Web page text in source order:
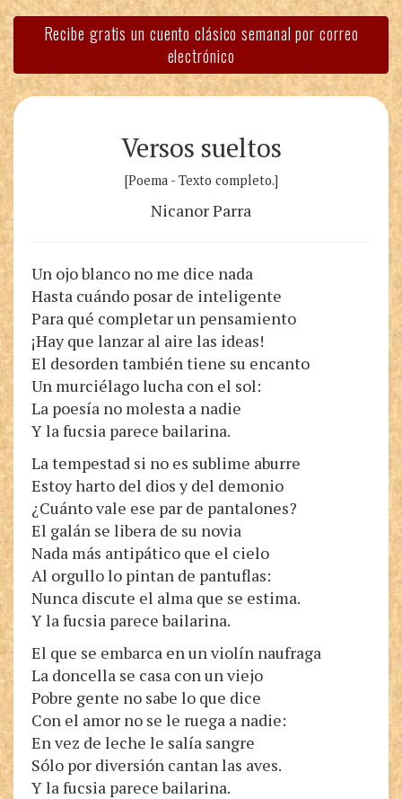
Recibe gratis un cuento clásico semanal por correo
electrónico
Versos sueltos
[Poema - Texto completo.]
Nicanor Parra
Un ojo blanco no me dice nada
Hasta cuándo posar de inteligente
Para qué completar un pensamiento
¡Hay que lanzar al aire las ideas!
El desorden también tiene su encanto
Un murciélago lucha con el sol:
La poesía no molesta a nadie
Y la fucsia parece bailarina.
La tempestad si no es sublime aburre
Estoy harto del dios y del demonio
¿Cuánto vale ese par de pantalones?
El galán se libera de su novia
Nada más antipático que el cielo
Al orgullo lo pintan de pantuflas:
Nunca discute el alma que se estima.
Y la fucsia parece bailarina.
El que se embarca en un violín naufraga
La doncella se casa con un viejo
Pobre gente no sabe lo que dice
Con el amor no se le ruega a nadie:
En vez de leche le salía sangre
Sólo por diversión cantan las aves.
Y la fucsia parece bailarina.